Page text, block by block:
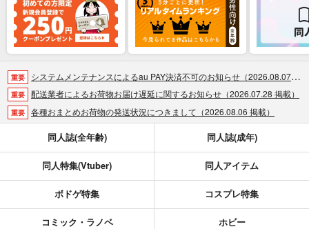
重要 システムメンテナンスによるau PAY決済不可のお知らせ（2026.08.07 掲載）
重要 配送業者によるお荷物お届け遅延に関するお知らせ（2026.07.28 掲載）
重要 各種おまとめお荷物の発送状況につきまして（2026.08.06 掲載）
おまとめサイクル「定期便(月2)」一般会員様の利用再開のお知らせ（2026.02.05 掲載）
重要 「とらのあな×駿河屋日本橋乙女同人誌館」通販店頭受取サービス開始のお知らせ（2026.01.05 更新｜2025.12.30 掲載）
【2025/12/1より】「通販ポイント⇒とらコイン変換キャンペーン」終了のお知らせ（2025.11.21 掲載）
個人情報保護方針の改定について（2025.09.19 更新｜2025.08.01 掲載）
同人誌(全年齢) 同人誌(成年)
同人特集(Vtuber) 同人アイテム
ボドゲ特集 コスプレ特集
コミック・ラノベ ホビー